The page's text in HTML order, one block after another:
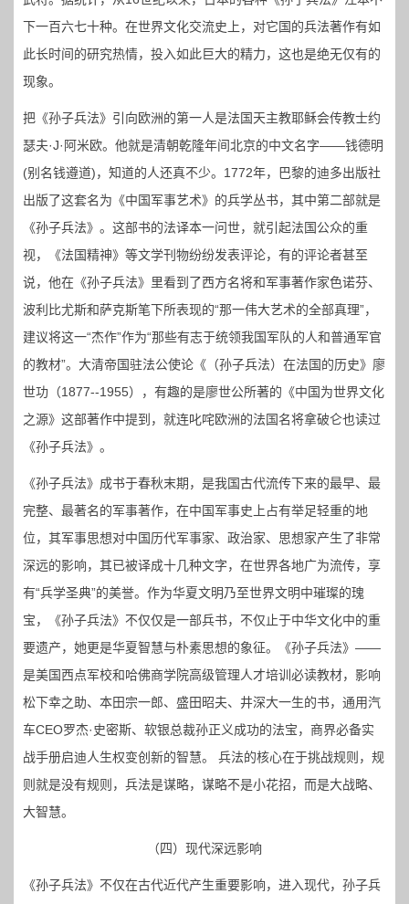
下一百六七十种。在世界文化交流史上，对它国的兵法著作有如
此长时间的研究热情，投入如此巨大的精力，这也是绝无仅有的
现象。
把《孙子兵法》引向欧洲的第一人是法国天主教耶稣会传教士约
瑟夫·J·阿米欧。他就是清朝乾隆年间北京的中文名字——钱德明
(别名钱遵道)，知道的人还真不少。1772年，巴黎的迪多出版社
出版了这套名为《中国军事艺术》的兵学丛书，其中第二部就是
《孙子兵法》。这部书的法译本一问世，就引起法国公众的重
视，《法国精神》等文学刊物纷纷发表评论，有的评论者甚至
说，他在《孙子兵法》里看到了西方名将和军事著作家色诺芬、
波利比尤斯和萨克斯笔下所表现的“那一伟大艺术的全部真理”，
建议将这一“杰作”作为“那些有志于统领我国军队的人和普通军官
的教材”。大清帝国驻法公使论《（孙子兵法）在法国的历史》廖
世功（1877--1955），有趣的是廖世公所著的《中国为世界文化
之源》这部著作中提到，就连叱咤欧洲的法国名将拿破仑也读过
《孙子兵法》。
《孙子兵法》成书于春秋末期，是我国古代流传下来的最早、最
完整、最著名的军事著作，在中国军事史上占有举足轻重的地
位，其军事思想对中国历代军事家、政治家、思想家产生了非常
深远的影响，其已被译成十几种文字，在世界各地广为流传，享
有“兵学圣典”的美誉。作为华夏文明乃至世界文明中璀璨的瑰
宝，《孙子兵法》不仅仅是一部兵书，不仅止于中华文化中的重
要遗产，她更是华夏智慧与朴素思想的象征。《孙子兵法》——
是美国西点军校和哈佛商学院高级管理人才培训必读教材，影响
松下幸之助、本田宗一郎、盛田昭夫、井深大一生的书，通用汽
车CEO罗杰·史密斯、软银总裁孙正义成功的法宝，商界必备实
战手册启迪人生权变创新的智慧。 兵法的核心在于挑战规则，规
则就是没有规则，兵法是谋略，谋略不是小花招，而是大战略、
大智慧。
（四）现代深远影响
《孙子兵法》不仅在古代近代产生重要影响，进入现代，孙子兵